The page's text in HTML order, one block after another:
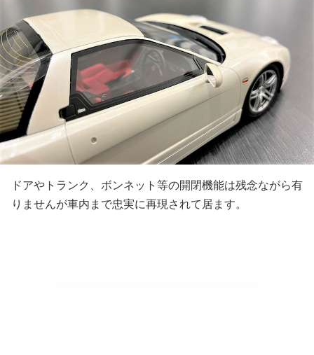
ドアやトランク、ボンネット等の開閉機能は残念ながら有
りませんが車内まで忠実に再現されて居ます。